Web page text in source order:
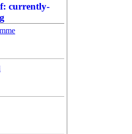
currently-